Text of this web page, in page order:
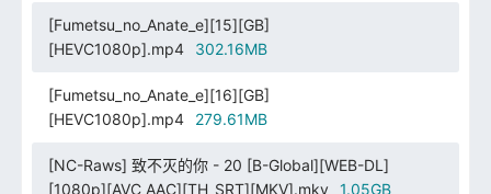
[Fumetsu_no_Anate_e][15][GB]
[HEVC1080p].mp4
302.16MB
[Fumetsu_no_Anate_e][16][GB]
[HEVC1080p].mp4
279.61MB
[NC-Raws] 致不灭的你 - 20 [B-Global][WEB-DL]
[1080p][AVC AAC][TH_SRT][MKV].mkv
1.05GB